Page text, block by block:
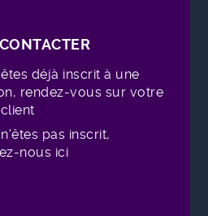
déjà inscrit à une
rendez-vous sur votre
pas inscrit,
nous ici